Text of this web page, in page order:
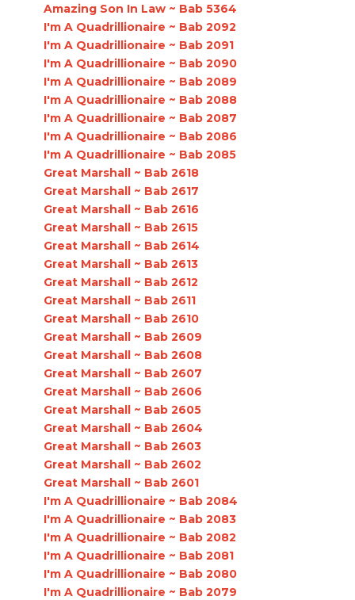
Amazing Son In Law ~ Bab 5364
I'm A Quadrillionaire ~ Bab 2092
I'm A Quadrillionaire ~ Bab 2091
I'm A Quadrillionaire ~ Bab 2090
I'm A Quadrillionaire ~ Bab 2089
I'm A Quadrillionaire ~ Bab 2088
I'm A Quadrillionaire ~ Bab 2087
I'm A Quadrillionaire ~ Bab 2086
I'm A Quadrillionaire ~ Bab 2085
Great Marshall ~ Bab 2618
Great Marshall ~ Bab 2617
Great Marshall ~ Bab 2616
Great Marshall ~ Bab 2615
Great Marshall ~ Bab 2614
Great Marshall ~ Bab 2613
Great Marshall ~ Bab 2612
Great Marshall ~ Bab 2611
Great Marshall ~ Bab 2610
Great Marshall ~ Bab 2609
Great Marshall ~ Bab 2608
Great Marshall ~ Bab 2607
Great Marshall ~ Bab 2606
Great Marshall ~ Bab 2605
Great Marshall ~ Bab 2604
Great Marshall ~ Bab 2603
Great Marshall ~ Bab 2602
Great Marshall ~ Bab 2601
I'm A Quadrillionaire ~ Bab 2084
I'm A Quadrillionaire ~ Bab 2083
I'm A Quadrillionaire ~ Bab 2082
I'm A Quadrillionaire ~ Bab 2081
I'm A Quadrillionaire ~ Bab 2080
I'm A Quadrillionaire ~ Bab 2079